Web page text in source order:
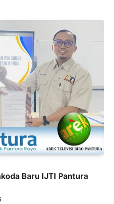
Baru IJTI Pantura